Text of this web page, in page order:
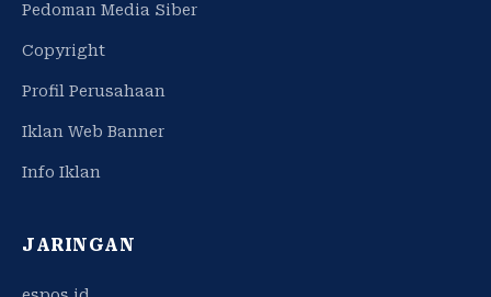
Pedoman Media Siber
Copyright
Profil Perusahaan
Iklan Web Banner
Info Iklan
JARINGAN